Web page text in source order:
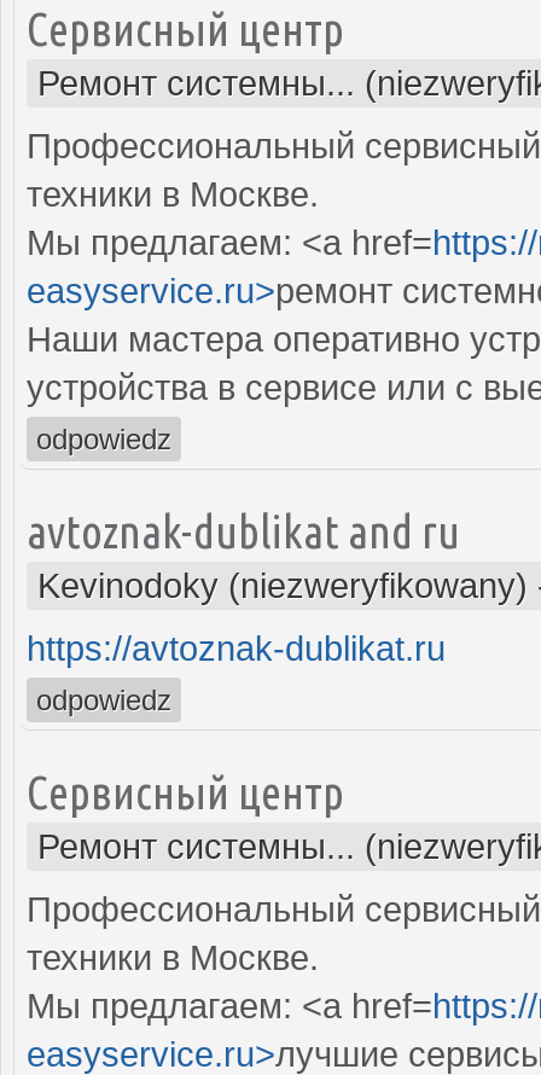
Сервисный центр
Ремонт системны...
Профессиональный
техники в Москве.
Мы предлагаем: <a href=
easyservice.ru>ремонт
Наши мастера оперативно
устройства в сервисе или с
odpowiedz
avtoznak-dublikat and ru
Kevinodoky (niezweryfikowany)
https://avtoznak-dublikat.ru
odpowiedz
Сервисный центр
Ремонт системны...
Профессиональный
техники в Москве.
Мы предлагаем: <a href=
easyservice.ru>лучшие